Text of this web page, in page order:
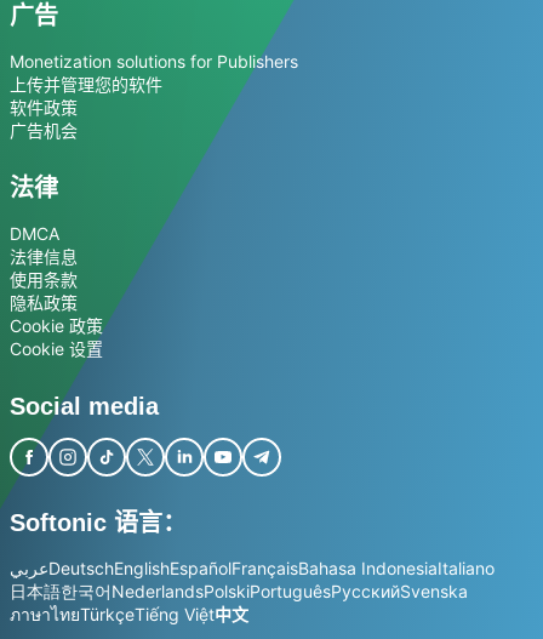
广告
Monetization solutions for Publishers
上传并管理您的软件
软件政策
广告机会
法律
DMCA
法律信息
使用条款
隐私政策
Cookie 政策
Cookie 设置
Social media
Softonic 语言：
عربيDeutschEnglishEspañolFrançaisBahasa IndonesiaItaliano
日本語한국어NederlandsPolskiPortuguêsРусскийSvenska
ภาษาไทยTürkçeTiếng Việt中文